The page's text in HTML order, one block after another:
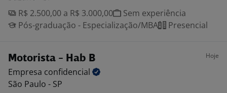
R$ 2.500,00 a R$ 3.000,00
Sem experiência
Pós-graduação - Especialização/MBA
Presencial
Motorista - Hab B Hoje
Empresa confidencial
São Paulo - SP